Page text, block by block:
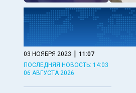
03 НОЯБРЯ 2023 | 11:07
ПОСЛЕДНЯЯ НОВОСТЬ: 14:03
06 АВГУСТА 2026